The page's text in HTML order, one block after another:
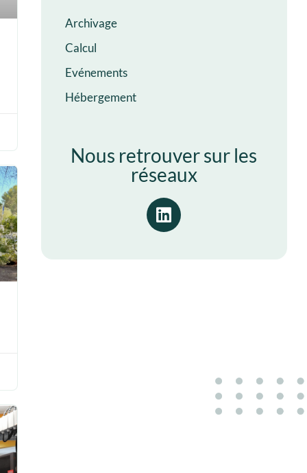
Archivage
Calcul
Evénements
Hébergement
Nous retrouver sur les
réseaux